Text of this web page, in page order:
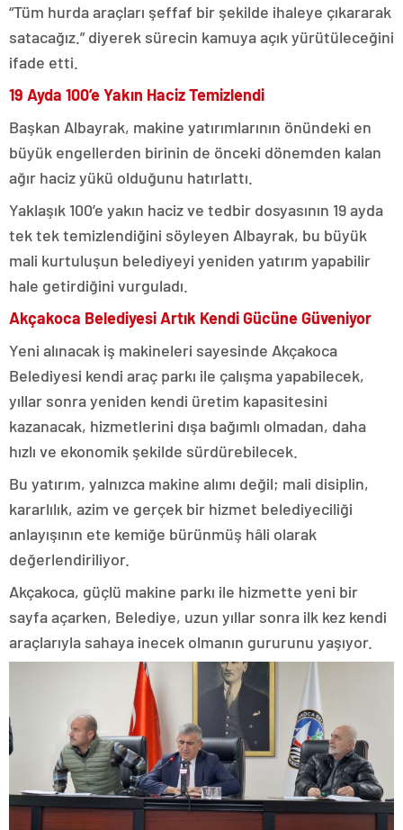
“Tüm hurda araçları şeffaf bir şekilde ihaleye çıkararak
satacağız.” diyerek sürecin kamuya açık yürütüleceğini
ifade etti.
19 Ayda 100’e Yakın Haciz Temizlendi
Başkan Albayrak, makine yatırımlarının önündeki en
büyük engellerden birinin de önceki dönemden kalan
ağır haciz yükü olduğunu hatırlattı.
Yaklaşık 100’e yakın haciz ve tedbir dosyasının 19 ayda
tek tek temizlendiğini söyleyen Albayrak, bu büyük
mali kurtuluşun belediyeyi yeniden yatırım yapabilir
hale getirdiğini vurguladı.
Akçakoca Belediyesi Artık Kendi Gücüne Güveniyor
Yeni alınacak iş makineleri sayesinde Akçakoca
Belediyesi kendi araç parkı ile çalışma yapabilecek,
yıllar sonra yeniden kendi üretim kapasitesini
kazanacak, hizmetlerini dışa bağımlı olmadan, daha
hızlı ve ekonomik şekilde sürdürebilecek.
Bu yatırım, yalnızca makine alımı değil; mali disiplin,
kararlılık, azim ve gerçek bir hizmet belediyeciliği
anlayışının ete kemiğe bürünmüş hâli olarak
değerlendiriliyor.
Akçakoca, güçlü makine parkı ile hizmette yeni bir
sayfa açarken, Belediye, uzun yıllar sonra ilk kez kendi
araçlarıyla sahaya inecek olmanın gururunu yaşıyor.